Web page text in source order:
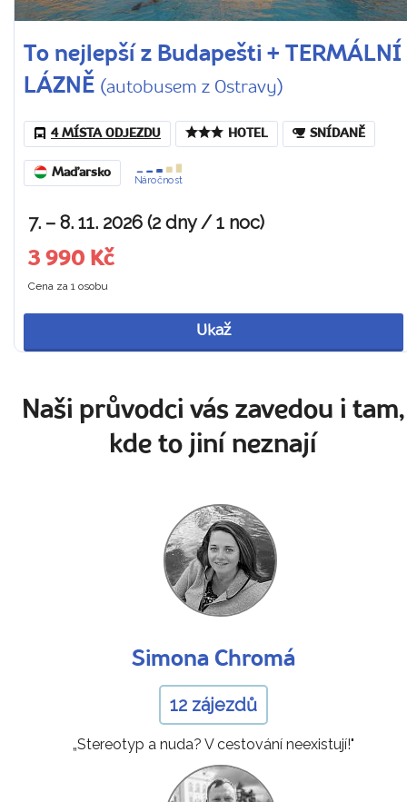
To nejlepší z Budapešti + TERMÁLNÍ
LÁZNĚ (autobusem z Ostravy)
4 MÍSTA ODJEZDU HOTEL SNÍDANĚ
Maďarsko
Náročnost
7. – 8. 11. 2026 (2 dny / 1 noc)
3 990 Kč
Cena za 1 osobu
Ukaž
Naši průvodci vás zavedou i tam,
kde to jiní neznají
Simona Chromá
12 zájezdů
„Stereotyp a nuda? V cestování neexistují!"